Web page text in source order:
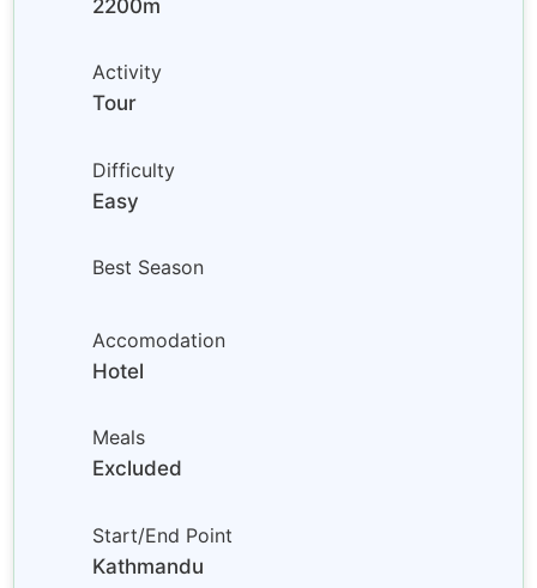
2200m
Activity
Tour
Difficulty
Easy
Best Season
Accomodation
Hotel
Meals
Excluded
Start/End Point
Kathmandu